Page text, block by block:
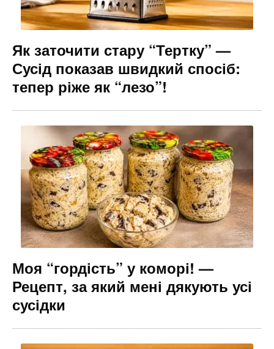
Як заточити стару “Тертку” —
Сусід показав швидкий спосіб:
тепер ріже як “лезо”!
Моя “гордість” у коморі! —
Рецепт, за який мені дякують усі
сусідки